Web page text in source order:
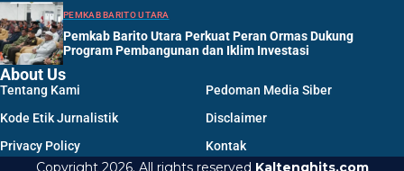
PEMKAB BARITO UTARA
Pemkab Barito Utara Perkuat Peran Ormas Dukung
Program Pembangunan dan Iklim Investasi
About Us
Tentang Kami
Pedoman Media Siber
Kode Etik Jurnalistik
Disclaimer
Privacy Policy
Kontak
Copyright 2026. All rights reserved Kaltenghits.com